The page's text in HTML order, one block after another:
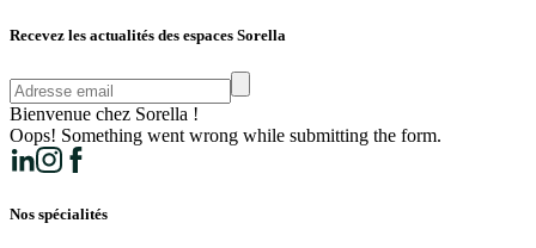
Recevez les actualités des espaces Sorella
Bienvenue chez Sorella !
Oops! Something went wrong while submitting the form.
Nos spécialités